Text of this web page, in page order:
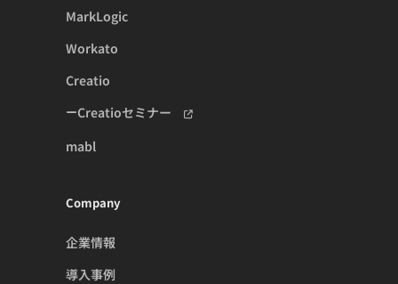
MarkLogic
Workato
Creatio
Creatioセミナー
mabl
Company
企業情報
導入事例